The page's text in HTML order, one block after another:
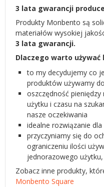
3 lata gwarancji
Produkty Monbento są
materiałów wysokiej
3 lata gwarancji.
Dlaczego warto używać
to my decydujemy co
produktów używamy
oszczędność
użytku i czasu na
nasze oczekiwania
idealne rozwiązanie
przyczyniamy się do
ograniczeniu ilości
jednorazowego
Zobacz inne produkty,
Monbento Square